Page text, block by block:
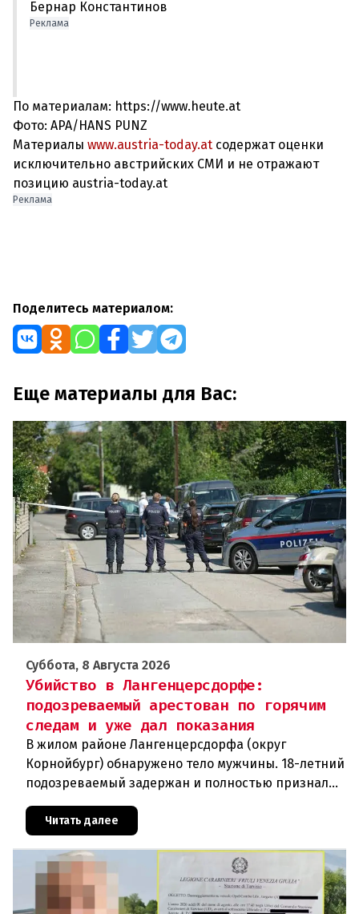
Бернар Константинов
Реклама
По материалам: https://www.heute.at
Фото: APA/HANS PUNZ
Материалы www.austria-today.at содержат оценки
исключительно австрийских СМИ и не отражают
позицию austria-today.at
Реклама
Поделитесь материалом:
Еще материалы для Вас:
Суббота, 8 Августа 2026
Убийство в Лангенцерсдорфе:
подозреваемый арестован по горячим
следам и уже дал показания
В жилом районе Лангенцерсдорфа (округ
Корнойбург) обнаружено тело мужчины. 18-летний
подозреваемый задержан и полностью признал
свою вину. По данным следствия, преступление
могло быть совершено на поч
Читать далее